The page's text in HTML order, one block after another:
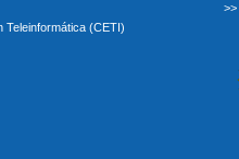
Teleinformática (CETI)
>>